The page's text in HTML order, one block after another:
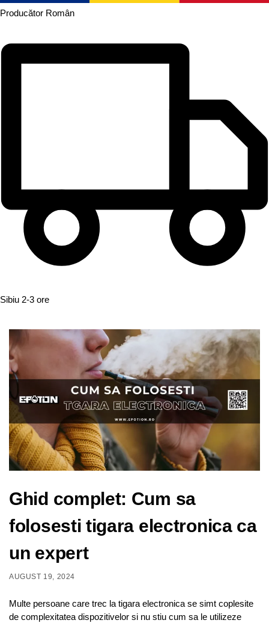
Producător Român
Sibiu 2-3 ore
Ghid complet: Cum sa
folosesti tigara electronica ca
un expert
AUGUST 19, 2024
Multe persoane care trec la tigara electronica se simt coplesite
de complexitatea dispozitivelor si nu stiu cum sa le utilizeze